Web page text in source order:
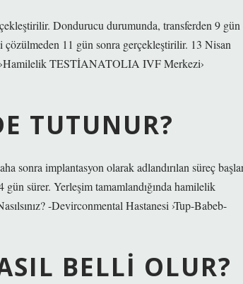
Dondurucu durumunda, transferden 9 gün
11 gün sonra gerçekleştirilir. 13 Nisan
TESTİANATOLIA IVF Merkezi›
TUTUNUR?
sonra implantasyon olarak adlandırılan süreç
gün sürer. Yerleşim tamamlandığında hamilelik
-Devirconmental Hastanesi ›Tup-Babeb-
BELLI OLUR?